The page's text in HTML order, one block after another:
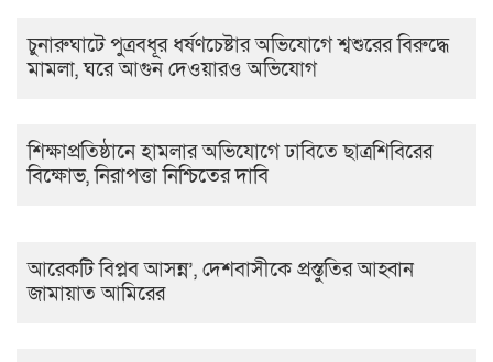
চুনারুঘাটে পুত্রবধূর ধর্ষণচেষ্টার অভিযোগে শ্বশুরের বিরুদ্ধে
মামলা, ঘরে আগুন দেওয়ারও অভিযোগ
শিক্ষাপ্রতিষ্ঠানে হামলার অভিযোগে ঢাবিতে ছাত্রশিবিরের
বিক্ষোভ, নিরাপত্তা নিশ্চিতের দাবি
আরেকটি বিপ্লব আসন্ন’, দেশবাসীকে প্রস্তুতির আহ্বান
জামায়াত আমিরের